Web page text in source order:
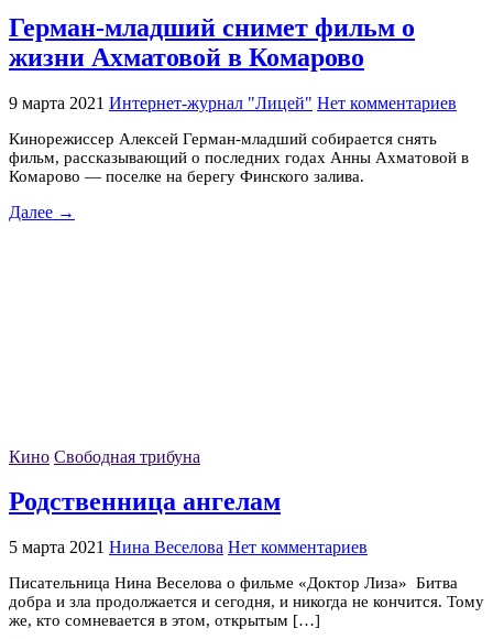
Герман-младший снимет фильм о
жизни Ахматовой в Комарово
9 марта 2021 Интернет-журнал "Лицей" Нет комментариев
Кинорежиссер Алексей Герман-младший собирается снять
фильм, рассказывающий о последних годах Анны Ахматовой в
Комарово — поселке на берегу Финского залива.
Далее →
Кино Свободная трибуна
Родственница ангелам
5 марта 2021 Нина Веселова Нет комментариев
Писательница Нина Веселова о фильме «Доктор Лиза» Битва
добра и зла продолжается и сегодня, и никогда не кончится. Тому
же, кто сомневается в этом, открытым […]